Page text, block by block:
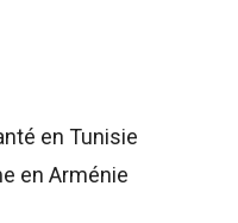
en Tunisie
en Arménie